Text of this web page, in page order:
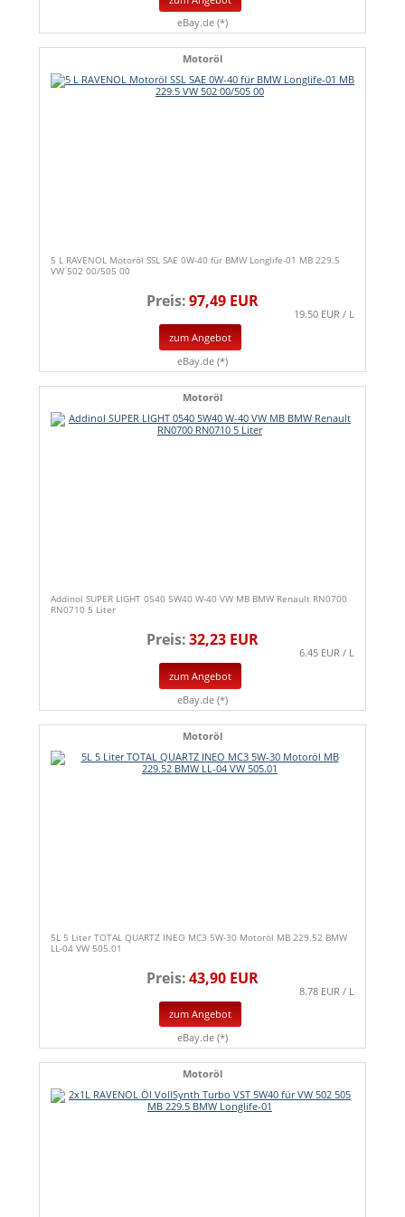
eBay.de (*)
Motoröl
5 L RAVENOL Motoröl SSL SAE 0W-40 für BMW Longlife-01 MB 229.5
VW 502 00/505 00
Preis:97,49 EUR
19.50 EUR / L
zum Angebot
eBay.de (*)
Motoröl
Addinol SUPER LIGHT 0540 5W40 W-40 VW MB BMW Renault RN0700
RN0710 5 Liter
Preis:32,23 EUR
6.45 EUR / L
zum Angebot
eBay.de (*)
Motoröl
5L 5 Liter TOTAL QUARTZ INEO MC3 5W-30 Motoröl MB 229.52 BMW
LL-04 VW 505.01
Preis:43,90 EUR
8.78 EUR / L
zum Angebot
eBay.de (*)
Motoröl